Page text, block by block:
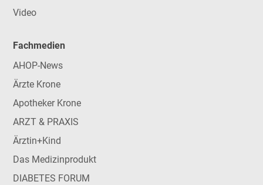
Video
Fachmedien
AHOP-News
Ärzte Krone
Apotheker Krone
ARZT & PRAXIS
Ärztin+Kind
Das Medizinprodukt
DIABETES FORUM